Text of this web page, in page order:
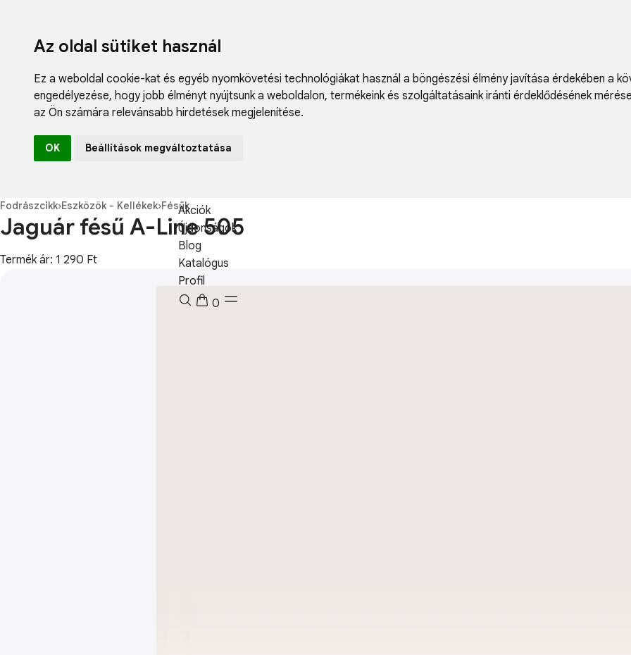
Az oldal sütiket használ
Ez a weboldal cookie-kat és egyéb nyomkövetési technológiákat használ a böngészési élmény javítása érdekében a
engedélyezése, hogy jobb élményt nyújtsunk a weboldalon, termékeink és szolgáltatásaink iránti érdeklődésének
az Ön számára relevánsabb hirdetések megjelenítése.
OK Beállítások megváltoztatása
Fodrászcikk
Akciók
Újdonságok
Blog
Katalógus
Profil
0
Fodrászcikk›Eszközök - Kellékek›Fésűk
Jaguár fésű A-Line 505
Termék ár: 1 290 Ft